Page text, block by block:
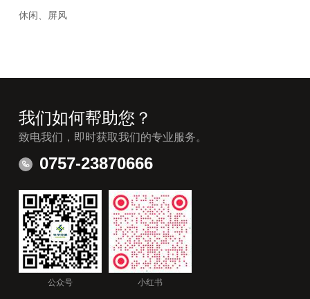
休闲、屏风
我们如何帮助您？
致电我们，即时获取我们的专业服务。
0757-23870666
公众号 小红书